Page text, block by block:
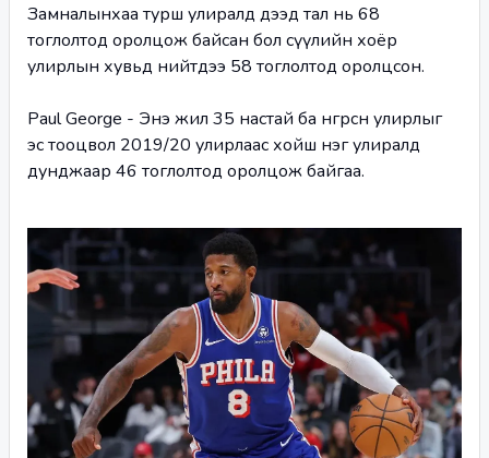
Замналынхаа турш улиралд дээд тал нь 68
тоглолтод оролцож байсан бол сүүлийн хоёр
улирлын хувьд нийтдээ 58 тоглолтод оролцсон.
Paul George - Энэ жил 35 настай ба өнгөрсөн улирлыг
эс тооцвол 2019/20 улирлаас хойш нэг улиралд
дунджаар 46 тоглолтод оролцож байгаа.